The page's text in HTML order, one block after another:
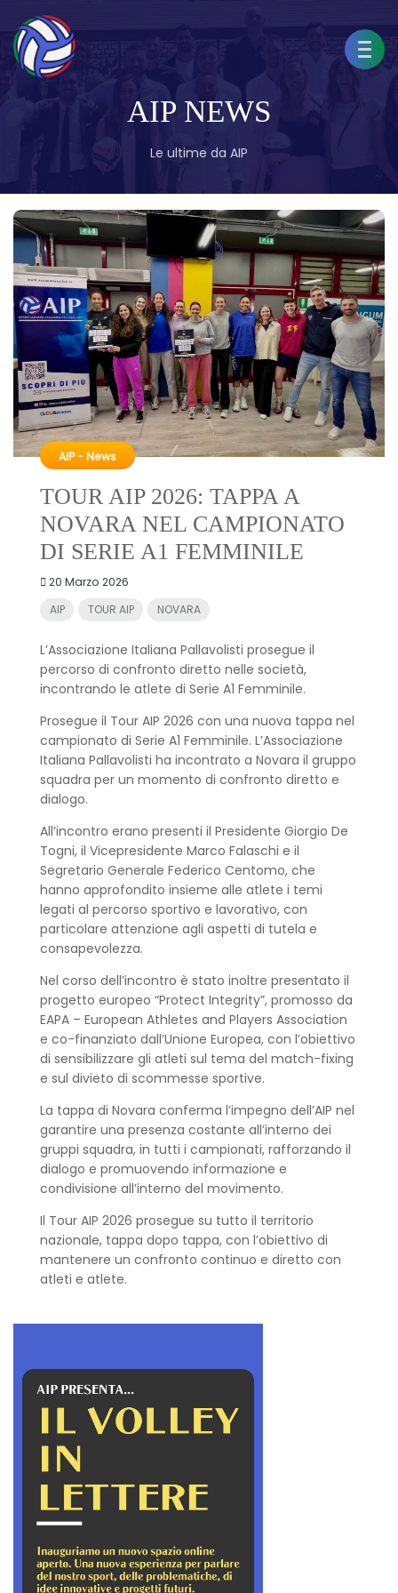
AIP NEWS
Le ultime da AIP
AIP - News
TOUR AIP 2026: TAPPA A
NOVARA NEL CAMPIONATO
DI SERIE A1 FEMMINILE
20 Marzo 2026
AIP
TOUR AIP NOVARA
L’Associazione Italiana Pallavolisti prosegue il
percorso di confronto diretto nelle società,
incontrando le atlete di Serie A1 Femminile.
Prosegue il Tour AIP 2026 con una nuova tappa nel
campionato di Serie A1 Femminile. L’Associazione
Italiana Pallavolisti ha incontrato a Novara il gruppo
squadra per un momento di confronto diretto e
dialogo.
All’incontro erano presenti il Presidente Giorgio De
Togni, il Vicepresidente Marco Falaschi e il
Segretario Generale Federico Centomo, che
hanno approfondito insieme alle atlete i temi
legati al percorso sportivo e lavorativo, con
particolare attenzione agli aspetti di tutela e
consapevolezza.
Nel corso dell’incontro è stato inoltre presentato il
progetto europeo “Protect Integrity”, promosso da
EAPA – European Athletes and Players Association
e co-finanziato dall’Unione Europea, con l’obiettivo
di sensibilizzare gli atleti sul tema del match-fixing
e sul divieto di scommesse sportive.
La tappa di Novara conferma l’impegno dell’AIP nel
garantire una presenza costante all’interno dei
gruppi squadra, in tutti i campionati, rafforzando il
dialogo e promuovendo informazione e
condivisione all’interno del movimento.
Il Tour AIP 2026 prosegue su tutto il territorio
nazionale, tappa dopo tappa, con l’obiettivo di
mantenere un confronto continuo e diretto con
atleti e atlete.